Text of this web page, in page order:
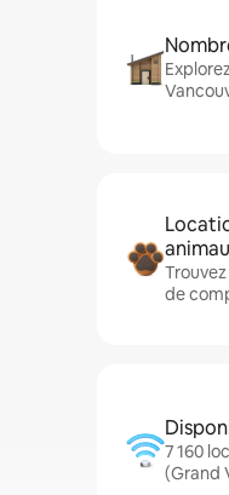
de
7 160
(Grand